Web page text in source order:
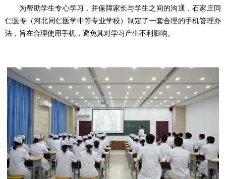
为帮助学生专心学习，并保障家长与学生之间的沟通，石家庄同
仁医专（河北同仁医学中等专业学校）制定了一套合理的手机管理办
法，旨在合理使用手机，避免其对学习产生不利影响。